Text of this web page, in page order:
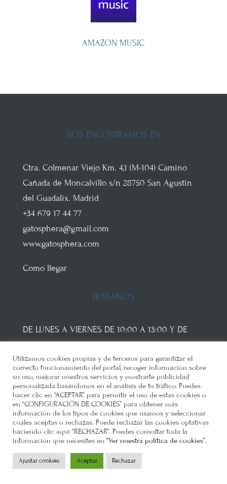
AMAZON MUSIC
NOS ENCONTRAMOS EN
Ctra. Colmenar Viejo Km. 4,1 (M-104)Camino
Cañada de Moncalvillo s/n 28750 San Agustin
del Guadalix. Madrid
+34 679 17 44 77
gatosphera@gmail.com
www.gatosphera.com
Como llegar
HORARIOS
DE LUNES A VIERNES DE 10:00 A 13:00 Y DE
16:30 A 19:00
FINES DE SEMANA Y FESTIVOS DE 10:00 A 13:00
Si lo deseáis, podéis visitar nuestras instalaciones
para conocernos y ver dónde se alojaría; al final
es la mejor presentación que os podemos
ofrecer. Funcionamos con cita previapara evitar
aglomeraciones y estrés a nuestros inquilinos.
Utilizamos cookies propias y de terceros para garantizar el
correcto funcionamiento del portal, recoger información sobre
su uso, mejorar nuestros servicios y mostrarte publicidad
personalizada basándonos en el análisis de tu tráfico. Puedes
hacer clic en “ACEPTAR” para permitir el uso de estas cookies o
en “CONFIGURACIÓN DE COOKIES” para obtener más
información de los tipos de cookies que usamos y seleccionar
cuáles aceptas o rechazas. Puede rechazar las cookies optativas
haciendo clic aquí “RECHAZAR”. Puedes consultar toda la
información que necesites en “Ver nuestra política de cookies”.
Ajustar cookies Aceptar Rechazar